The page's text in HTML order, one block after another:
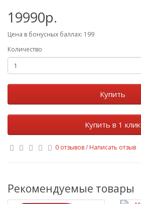
19990р.
Цена в бонусных баллах: 199
Количество
Купить
Купить в 1 клик
0 отзывов/ Написать отзыв
Рекомендуемые товары